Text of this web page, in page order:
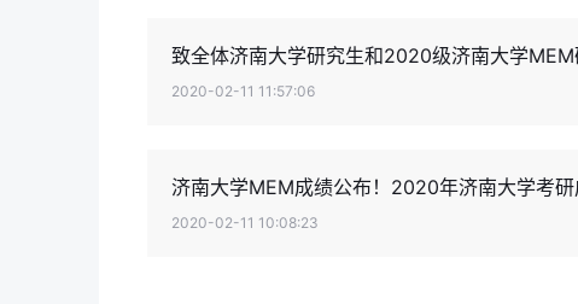
致全体济南大学研究生和2020级济南大学
2020-02-11 11:57:06
济南大学MEM成绩公布！2020年济南大学考
2020-02-11 10:08:23